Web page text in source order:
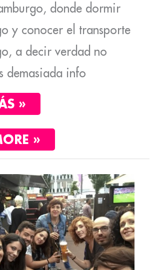
donde dormir
y conocer el transporte
a decir verdad no
demasiada info
»
»